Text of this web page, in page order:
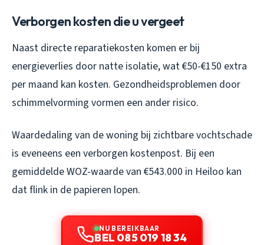
Verborgen kosten die u vergeet
Naast directe reparatiekosten komen er bij
energieverlies door natte isolatie, wat €50-€150 extra
per maand kan kosten. Gezondheidsproblemen door
schimmelvorming vormen een ander risico.
Waardedaling van de woning bij zichtbare vochtschade
is eveneens een verborgen kostenpost. Bij een
gemiddelde WOZ-waarde van €543.000 in Heiloo kan
dat flink in de papieren lopen.
NU BEREIKBAAR
BEL 085 019 18 34